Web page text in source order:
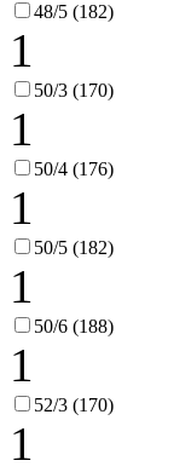
48/5 (182)
1
50/3 (170)
1
50/4 (176)
1
50/5 (182)
1
50/6 (188)
1
52/3 (170)
1